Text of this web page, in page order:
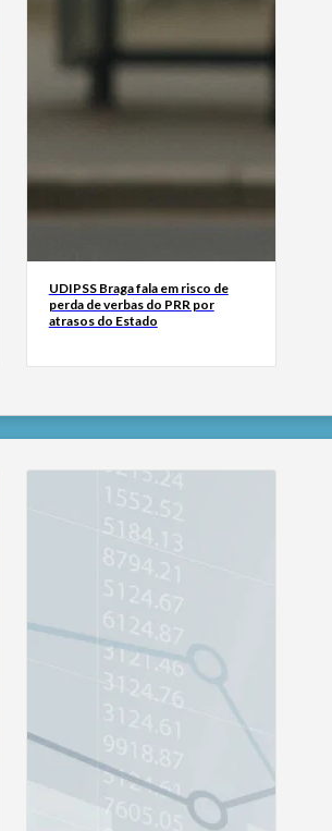
UDIPSS Braga fala em risco de
perda de verbas do PRR por
atrasos do Estado